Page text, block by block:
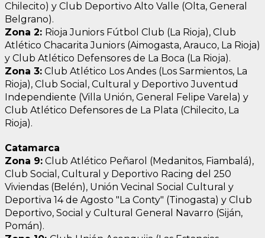
Chilecito) y Club Deportivo Alto Valle (Olta, General
Belgrano).
Zona 2: Rioja Juniors Fútbol Club (La Rioja), Club
Atlético Chacarita Juniors (Aimogasta, Arauco, La Rioja)
y Club Atlético Defensores de La Boca (La Rioja).
Zona 3: Club Atlético Los Andes (Los Sarmientos, La
Rioja), Club Social, Cultural y Deportivo Juventud
Independiente (Villa Unión, General Felipe Varela) y
Club Atlético Defensores de La Plata (Chilecito, La
Rioja).
Catamarca
Zona 9: Club Atlético Peñarol (Medanitos, Fiambalá),
Club Social, Cultural y Deportivo Racing del 250
Viviendas (Belén), Unión Vecinal Social Cultural y
Deportiva 14 de Agosto "La Conty" (Tinogasta) y Club
Deportivo, Social y Cultural General Navarro (Siján,
Pomán).